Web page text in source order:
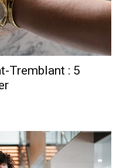
Tremblant : 5